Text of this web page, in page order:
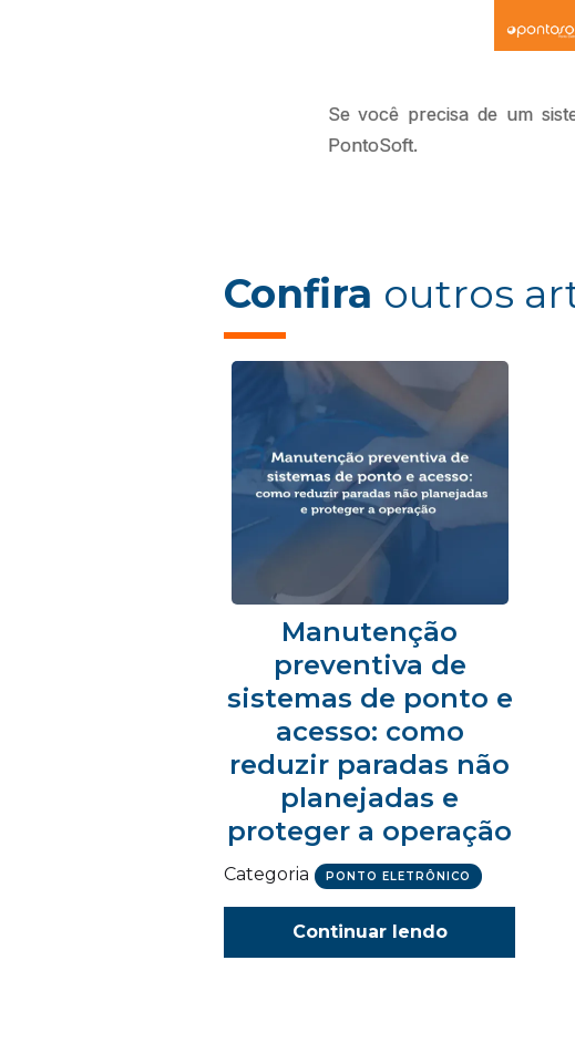
Se você precisa de um
PontoSoft.
Confira outros
Manutenção
preventiva de
sistemas de ponto e
acesso: como
reduzir paradas não
planejadas e
proteger a operação
Categoria PONTO ELETRÔNICO
Continuar lendo